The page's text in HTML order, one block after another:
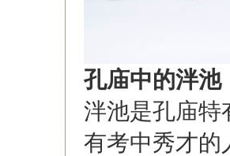
孔庙中的泮池
泮池是孔庙特
有考中秀才的